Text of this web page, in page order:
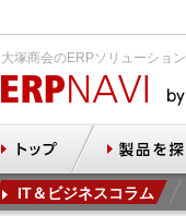
大塚商会のERPソリューショ
IT＆ビジネスコラム